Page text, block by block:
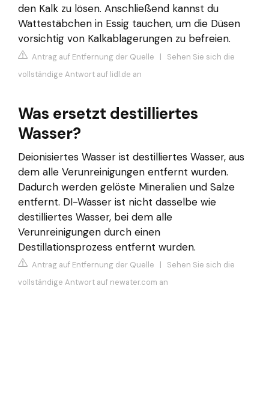
den Kalk zu lösen. Anschließend kannst du
Wattestäbchen in Essig tauchen, um die Düsen
vorsichtig von Kalkablagerungen zu befreien.
Antrag auf Entfernung der Quelle | Sehen Sie sich die
vollständige Antwort auf lidl.de an
Was ersetzt destilliertes
Wasser?
Deionisiertes Wasser ist destilliertes Wasser, aus
dem alle Verunreinigungen entfernt wurden.
Dadurch werden gelöste Mineralien und Salze
entfernt. DI-Wasser ist nicht dasselbe wie
destilliertes Wasser, bei dem alle
Verunreinigungen durch einen
Destillationsprozess entfernt wurden.
Antrag auf Entfernung der Quelle | Sehen Sie sich die
vollständige Antwort auf newater.com an